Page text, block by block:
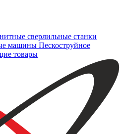
сверлильные станки
машины Пескоструйное
товары